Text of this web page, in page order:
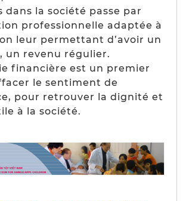
dans la société passe par
professionnelle adaptée à
leur permettant d’avoir un
un revenu régulier.
financière est un premier
le sentiment de
pour retrouver la dignité et
à la société.